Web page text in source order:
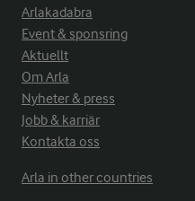
Arlakadabra
Event & sponsring
Aktuellt
Om Arla
Nyheter & press
Jobb & karriär
Kontakta oss
Arla in other countries